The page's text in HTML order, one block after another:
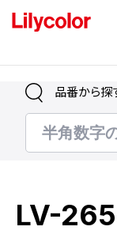
ログイン・新規会員
お気に入り
品番から探
LV-